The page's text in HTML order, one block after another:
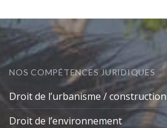
NOS COMPÉTENCES JURIDIQUES
Droit de l’urbanisme / construction
Droit de l’environnement